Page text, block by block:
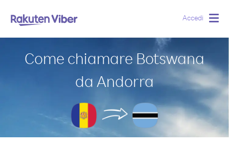
Accedi
Come chiamare Botswana
da Andorra